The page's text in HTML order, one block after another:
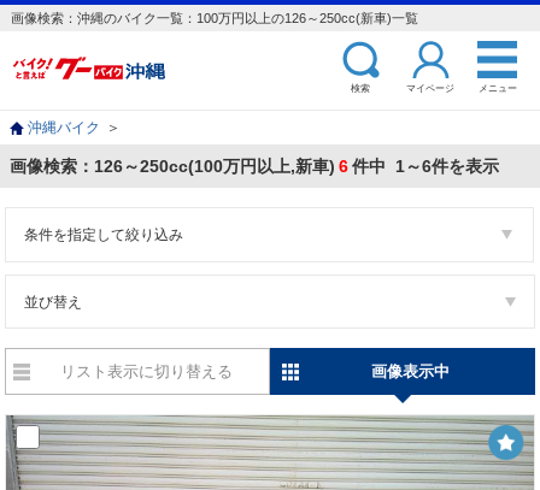
画像検索：沖縄のバイク一覧：100万円以上の126～250cc(新車)一覧
検索 マイページ メニュー
沖縄バイク ＞
画像検索：126～250cc(100万円以上,新車) 6件中 1～6件を表示
条件を指定して絞り込み
並び替え
リスト表示に切り替える 画像表示中